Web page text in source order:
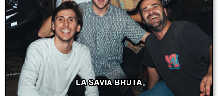
LA SAVIA BRUTA